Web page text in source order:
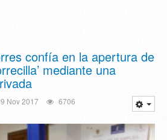
confía en la apertura de
mediante una
Nov 2017 6706